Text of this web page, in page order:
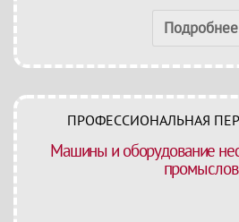
Подробнее
ПРОФЕССИОНАЛЬНАЯ
Машины и оборудование
промыслов